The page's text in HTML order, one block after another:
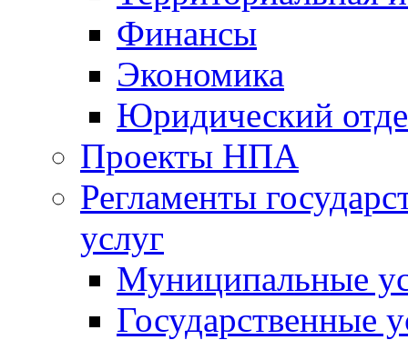
Финансы
Экономика
Юридический
Проекты НПА
Регламенты
услуг
Муниципальные
Государственные